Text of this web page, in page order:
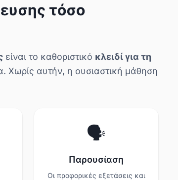
τόσο
είναι το καθοριστικό κλειδί για τη
Χωρίς αυτήν, η ουσιαστική μάθηση
🗣️
Παρουσίαση
Οι προφορικές εξετάσεις και